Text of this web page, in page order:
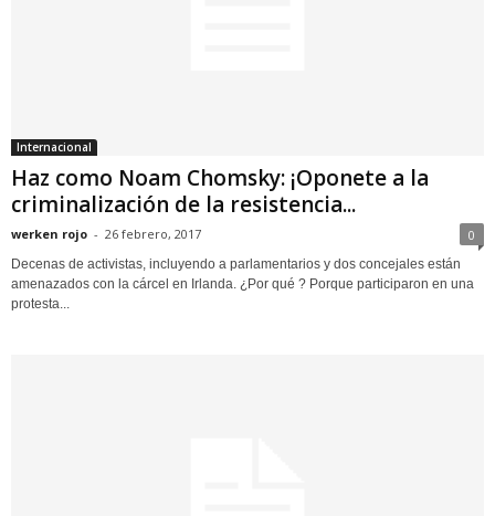
Internacional
Haz como Noam Chomsky: ¡Oponete a la
criminalización de la resistencia...
werken rojo - 26 febrero, 2017 0
Decenas de activistas, incluyendo a parlamentarios y dos concejales están
amenazados con la cárcel en Irlanda. ¿Por qué ? Porque participaron en una
protesta...